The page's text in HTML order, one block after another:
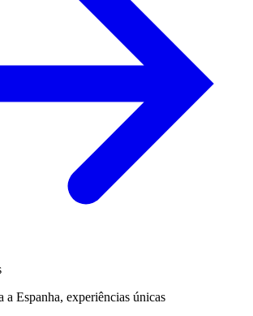
a Espanha, experiências únicas